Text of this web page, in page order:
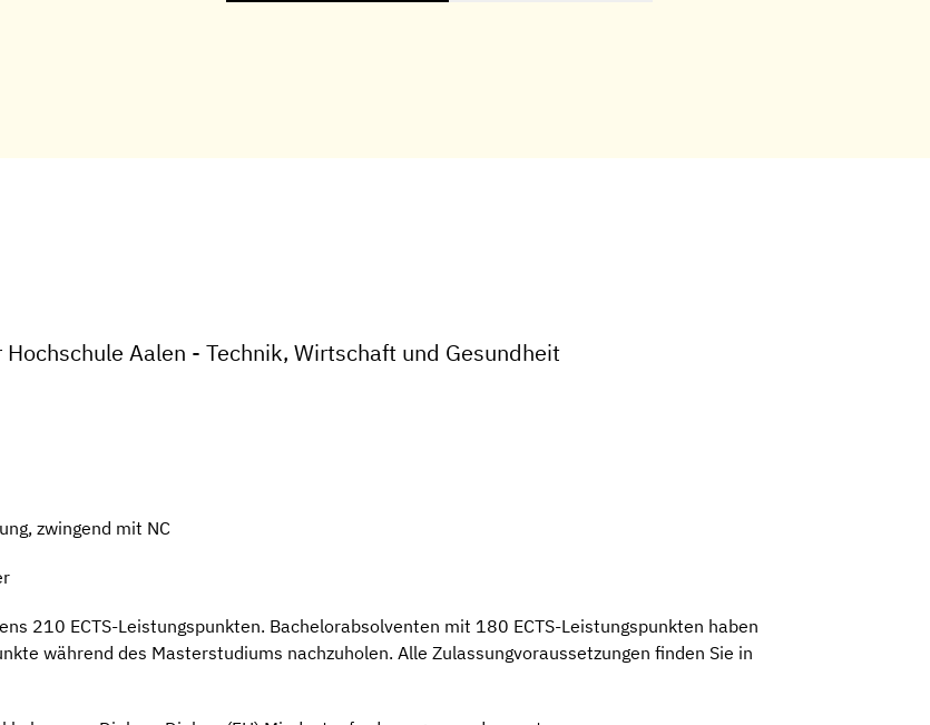
Aalen - Technik, Wirtschaft und Gesundheit
zwingend mit NC
210 ECTS-Leistungspunkten. Bachelorabsolventen mit 180 ECTS-Leistungspunkten haben
während des Masterstudiums nachzuholen. Alle Zulassungvoraussetzungen finden Sie in